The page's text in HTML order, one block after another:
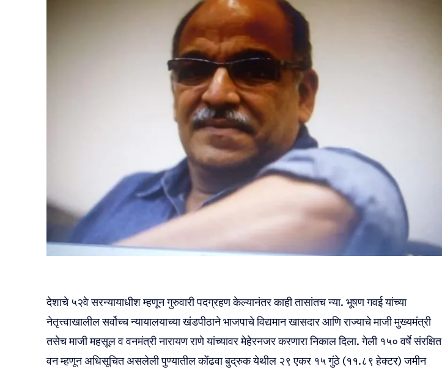
देशाचे ५२वे सरन्यायाधीश म्हणून गुरुवारी पदग्रहण केल्यानंतर काही तासांतच न्या. भूषण गवई यांच्या
नेतृत्त्वाखालील सर्वोच्च न्यायालयाच्या खंडपीठाने भाजपाचे विद्यमान खासदार आणि राज्याचे माजी मुख्यमंत्री
तसेच माजी महसूल व वनमंत्री नारायण राणे यांच्यावर मेहेरनजर करणारा निकाल दिला. गेली १५० वर्षे संरक्षित
वन म्हणून अधिसूचित असलेली पुण्यातील कोंढवा बुद्रुक येथील २९ एकर १५ गुंठे (११.८९ हेक्टर) जमीन